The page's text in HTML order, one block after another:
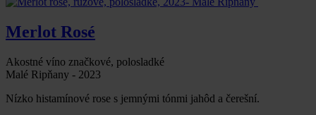
2023-
Ripňany
Merlot Rosé
Akostné víno značkové, polosladké
Malé Ripňany - 2023
Nízko histamínové rose s jemnými tónmi jahôd a čerešní.